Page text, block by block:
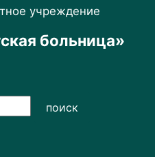
учреждение
больница»
поиск